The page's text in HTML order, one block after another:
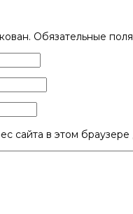
Обязательные
сайта в этом